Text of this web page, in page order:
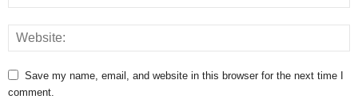
Save my name, email, and website in this browser for the next time I
comment.